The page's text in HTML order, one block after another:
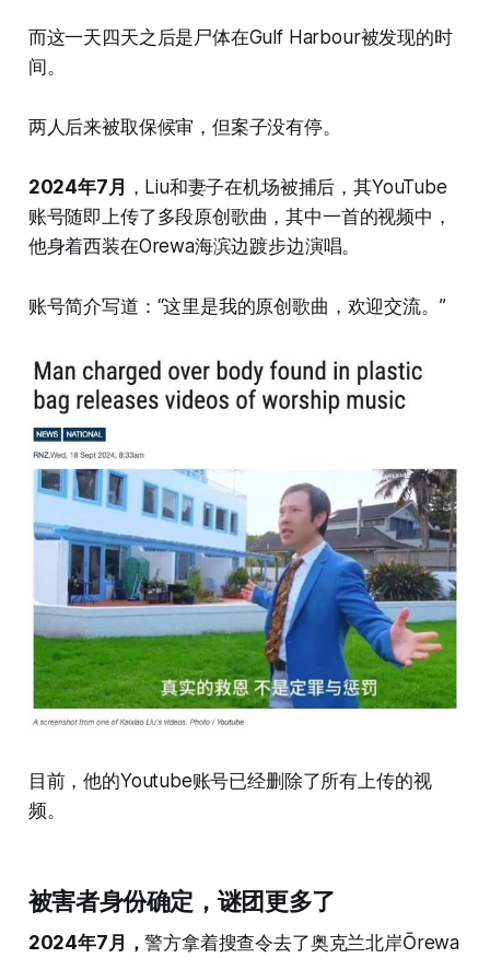
而这一天四天之后是尸体在Gulf Harbour被发现的时
间。
两人后来被取保候审，但案子没有停。
2024年7月 ，Liu和妻子在机场被捕后，其YouTube
账号随即上传了多段原创歌曲，其中一首的视频中，
他身着西装在Orewa海滨边踱步边演唱。
账号简介写道：“这里是我的原创歌曲，欢迎交流。”
目前，他的Youtube账号已经删除了所有上传的视
频。
被害者身份确定，谜团更多了
2024年7月，警方拿着搜查令去了奥克兰北岸Ōrewa